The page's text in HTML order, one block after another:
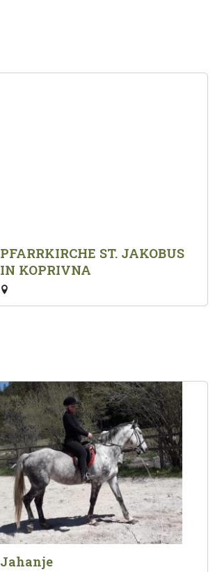
PFARRKIRCHE ST. JAKOBUS
IN KOPRIVNA
Jahanje